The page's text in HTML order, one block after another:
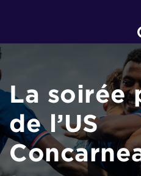
La soirée
de l’US